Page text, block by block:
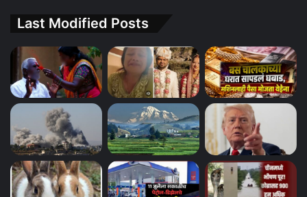
Last Modified Posts